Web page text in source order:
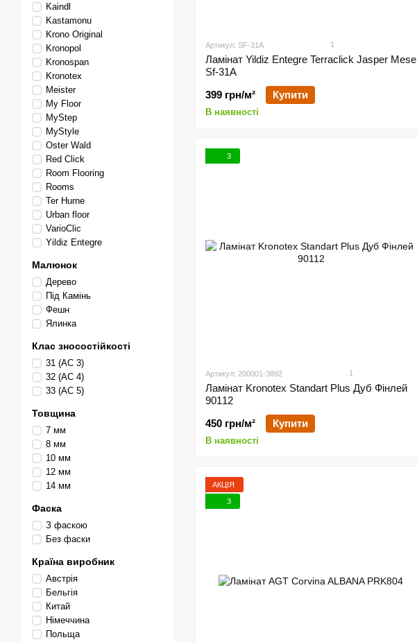
Артикул: SF-31A 1
Ламінат Yildiz Entegre Terraclick Jasper Mese
Sf-31A
399 грн/м²
Купити
В наявності
3
Артикул: 200001-3892 1
Ламінат Kronotex Standart Plus Дуб Фінлей
90112
450 грн/м²
Купити
В наявності
АКЦІЯ
3
Kaindl
Kastamonu
Krono Original
Kronopol
Kronospan
Kronotex
Meister
My Floor
MyStep
MyStyle
Oster Wald
Red Click
Room Flooring
Rooms
Ter Hurne
Urban floor
VarioClic
Yildiz Entegre
Малюнок
Дерево
Під Камінь
Фешн
Ялинка
Клас зносостійкості
31 (АС 3)
32 (АС 4)
33 (АС 5)
Товщина
7 мм
8 мм
10 мм
12 мм
14 мм
Фаска
З фаскою
Без фаски
Країна виробник
Австрія
Бельгія
Китай
Німеччина
Польща